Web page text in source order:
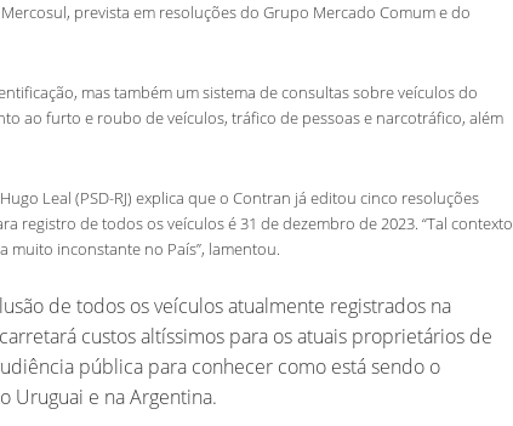
Mercosul, prevista em resoluções do Grupo Mercado Comum e do
mas também um sistema de consultas sobre veículos do
ao furto e roubo de veículos, tráfico de pessoas e narcotráfico, além
Leal (PSD-RJ) explica que o Contran já editou cinco resoluções
registro de todos os veículos é 31 de dezembro de 2023. “Tal contexto
inconstante no País”, lamentou.
de todos os veículos atualmente registrados na
custos altíssimos para os atuais proprietários de
pública para conhecer como está sendo o
Uruguai e na Argentina.